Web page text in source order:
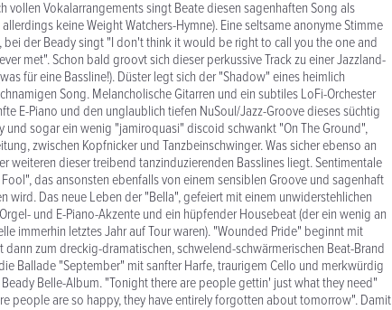
vollen Vokalarrangements singt Beate diesen sagenhaften Song als
keine Weight Watchers-Hymne). Eine seltsame anonyme Stimme
bei der Beady singt "I don't think it would be right to call you the one and
met". Schon bald groovt sich dieser perkussive Track zu einer Jazzland-
für eine Bassline!). Düster legt sich der "Shadow" eines heimlich
Song. Melancholische Gitarren und ein subtiles LoFi-Orchester
E-Piano und den unglaublich tiefen NuSoul/Jazz-Groove dieses süchtig
und sogar ein wenig "jamiroquasi" discoid schwankt "On The Ground",
zwischen Kopfnicker und Tanzbeinschwinger. Was sicher ebenso an
weiteren dieser treibend tanzinduzierenden Basslines liegt. Sentimentale
das ansonsten ebenfalls von einem sensiblen Groove und sagenhaft
wird. Das neue Leben der "Bella", gefeiert mit einem unwiderstehlichen
und E-Piano-Akzente und ein hüpfender Housebeat (der ein wenig an
immerhin letztes Jahr auf Tour waren). "Wounded Pride" beginnt mit
zum dreckig-dramatischen, schwelend-schwärmerischen Beat-Brand
Ballade "September" mit sanfter Harfe, traurigem Cello und merkwürdig
Belle-Album. "Tonight there are people gettin' just what they need"
people are so happy, they have entirely forgotten about tomorrow". Damit